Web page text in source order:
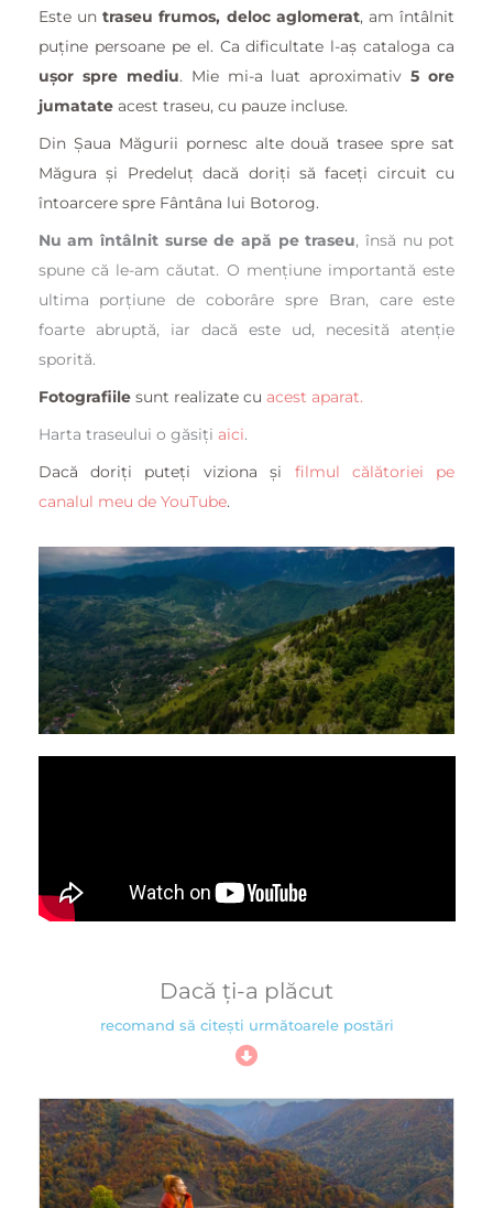
Este untraseu frumos, deloc aglomerat, am întâlnit
puține persoane pe el. Ca dificultate l-aș cataloga ca
ușor spre mediu. Mie mi-a luat aproximativ5 ore
jumatateacest traseu, cu pauze incluse.
Din Șaua Măgurii pornesc alte două trasee spre sat
Măgura și Predeluț dacă doriți să faceți circuit cu
întoarcere spre Fântâna lui Botorog.
Nu am întâlnit surse de apă pe traseu, însă nu pot
spune că le-am căutat. O mențiune importantă este
ultima porțiune de coborâre spre Bran, care este
foarte abruptă, iar dacă este ud, necesită atenție
sporită.
Fotografiile sunt realizate cu acest aparat.
Harta traseului o găsiți aici.
Dacă doriți puteți viziona și filmul călătoriei pe
canalul meu de YouTube.
Dacă ți-a plăcut
recomand să citești următoarele postări